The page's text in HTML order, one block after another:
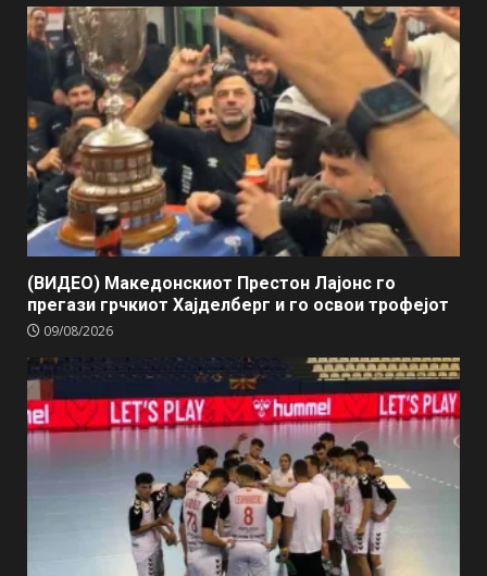
(ВИДЕО) Македонскиот Престон Лајонс го
прегази грчкиот Хајделберг и го освои трофејот
09/08/2026